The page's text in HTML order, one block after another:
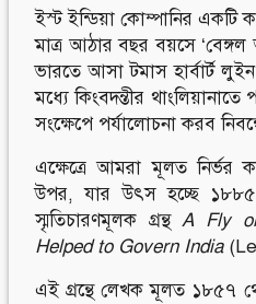
ইস্ট ইন্ডিয়া কোম্পানির একটি
মাত্র আঠার বছর বয়সে ‘বেঙ্গল
ভারতে আসা টমাস হার্বার্ট
মধ্যে কিংবদন্তীর
সংক্ষেপে পর্যালোচনা করব
এক্ষেত্রে আমরা মূলত নির্ভর
উপর, যার উৎস হচ্ছে ১৮৮৫
স্মৃতিচারণমূলক গ্রন্থA Fly
Helped to Govern India
এই গ্রন্থে লেখক মূলত ১৮৫৭